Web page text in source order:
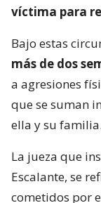
víctima para
Bajo estas
más de dos
a agresiones
que se suman
ella y su familia.
La jueza que
Escalante, se
cometidos por